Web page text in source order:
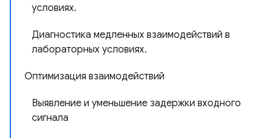
условиях.
Диагностика медленных взаимодействий в
лабораторных условиях.
Оптимизация взаимодействий
Выявление и уменьшение задержки входного
сигнала